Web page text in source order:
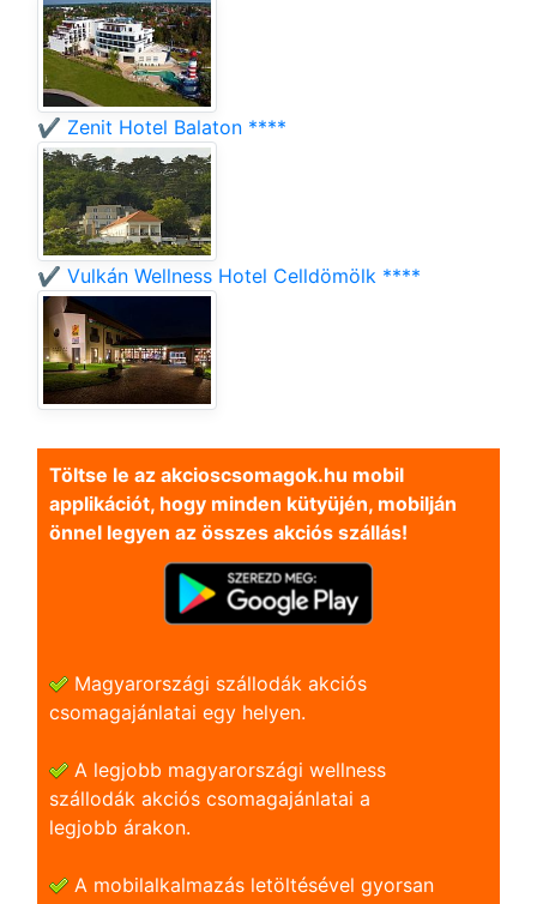
✔️ Zenit Hotel Balaton ****
✔️ Vulkán Wellness Hotel Celldömölk ****
Töltse le az akcioscsomagok.hu mobil
applikációt, hogy minden kütyüjén, mobilján
önnel legyen az összes akciós szállás!
Magyarországi szállodák akciós
csomagajánlatai egy helyen.
A legjobb magyarországi wellness
szállodák akciós csomagajánlatai a
legjobb árakon.
A mobilalkalmazás letöltésével gyorsan